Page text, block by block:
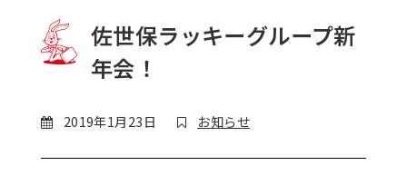
佐世保ラッキーグループ新
年会！
2019年1月23日 お知らせ